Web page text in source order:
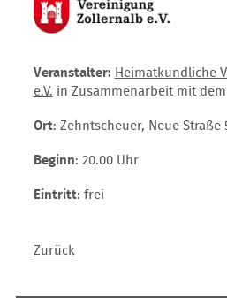
Veranstalter: Heimatkundliche
e.V. in Zusammenarbeit mit dem
Ort: Zehntscheuer, Neue Straße
Beginn: 20.00 Uhr
Eintritt: frei
Zurück